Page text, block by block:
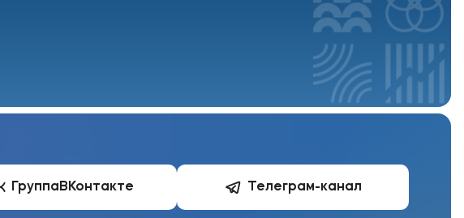
Группа ВКонтакте Телеграм-канал